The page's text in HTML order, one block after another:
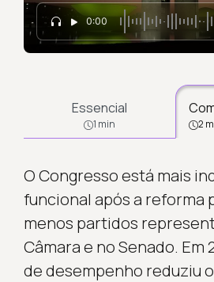
0:00
Essencial
1 min 2
O Congresso está mais
funcional após a reforma
menos partidos
Câmara e no Senado. Em
de desempenho reduziu